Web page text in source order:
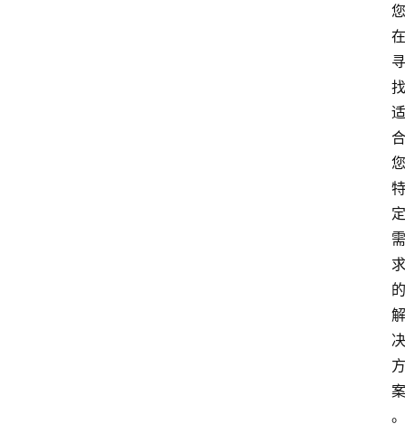
您
在
寻
找
适
合
您
特
定
需
求
的
解
决
方
案
。